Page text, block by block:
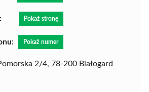
Pokaż stronę
Pokaż numer
2/4, 78-200 Białogard